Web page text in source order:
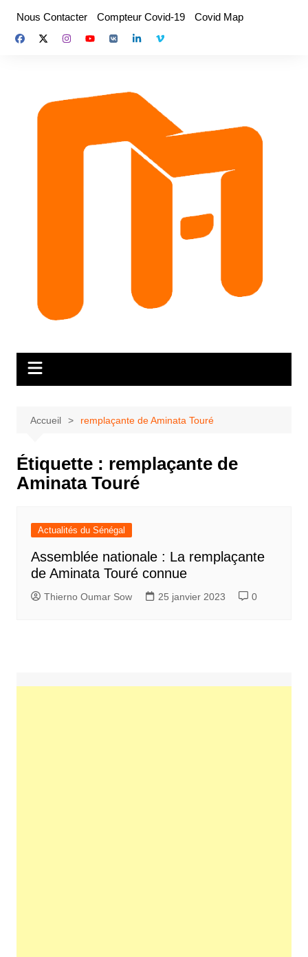
contenu
Nous Contacter Compteur Covid-19 Covid Map
Accueil remplaçante de Aminata Touré
Étiquette : remplaçante de
Aminata Touré
Actualités du Sénégal
Assemblée nationale : La remplaçante
de Aminata Touré connue
Thierno Oumar Sow 25 janvier 2023 0